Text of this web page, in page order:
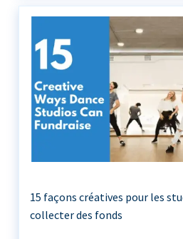
15 façons créatives pour les
collecter des fonds